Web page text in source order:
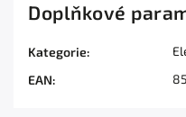
Doplňkové
Kategorie:
EAN: